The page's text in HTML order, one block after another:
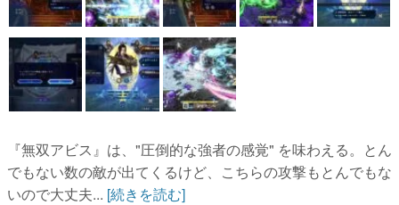
『無双アビス』は、"圧倒的な強者の感覚" を味わえる。とん
でもない数の敵が出てくるけど、こちらの攻撃もとんでもな
いので大丈夫... [続きを読む]